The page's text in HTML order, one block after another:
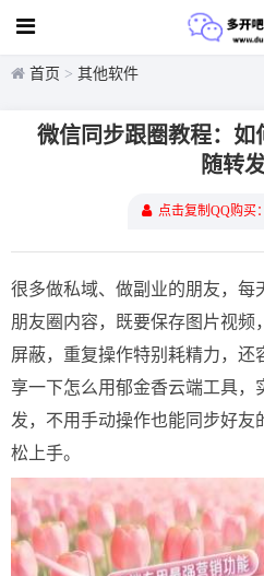
首页 > 其他软件
微信同步跟圈教程：如
随转发
点击复制QQ购买
很多做私域、做副业的朋友，每
朋友圈内容，既要保存图片视频
屏蔽，重复操作特别耗精力，
享一下怎么用郁金香云端工具
发，不用手动操作也能同步好友
松上手。